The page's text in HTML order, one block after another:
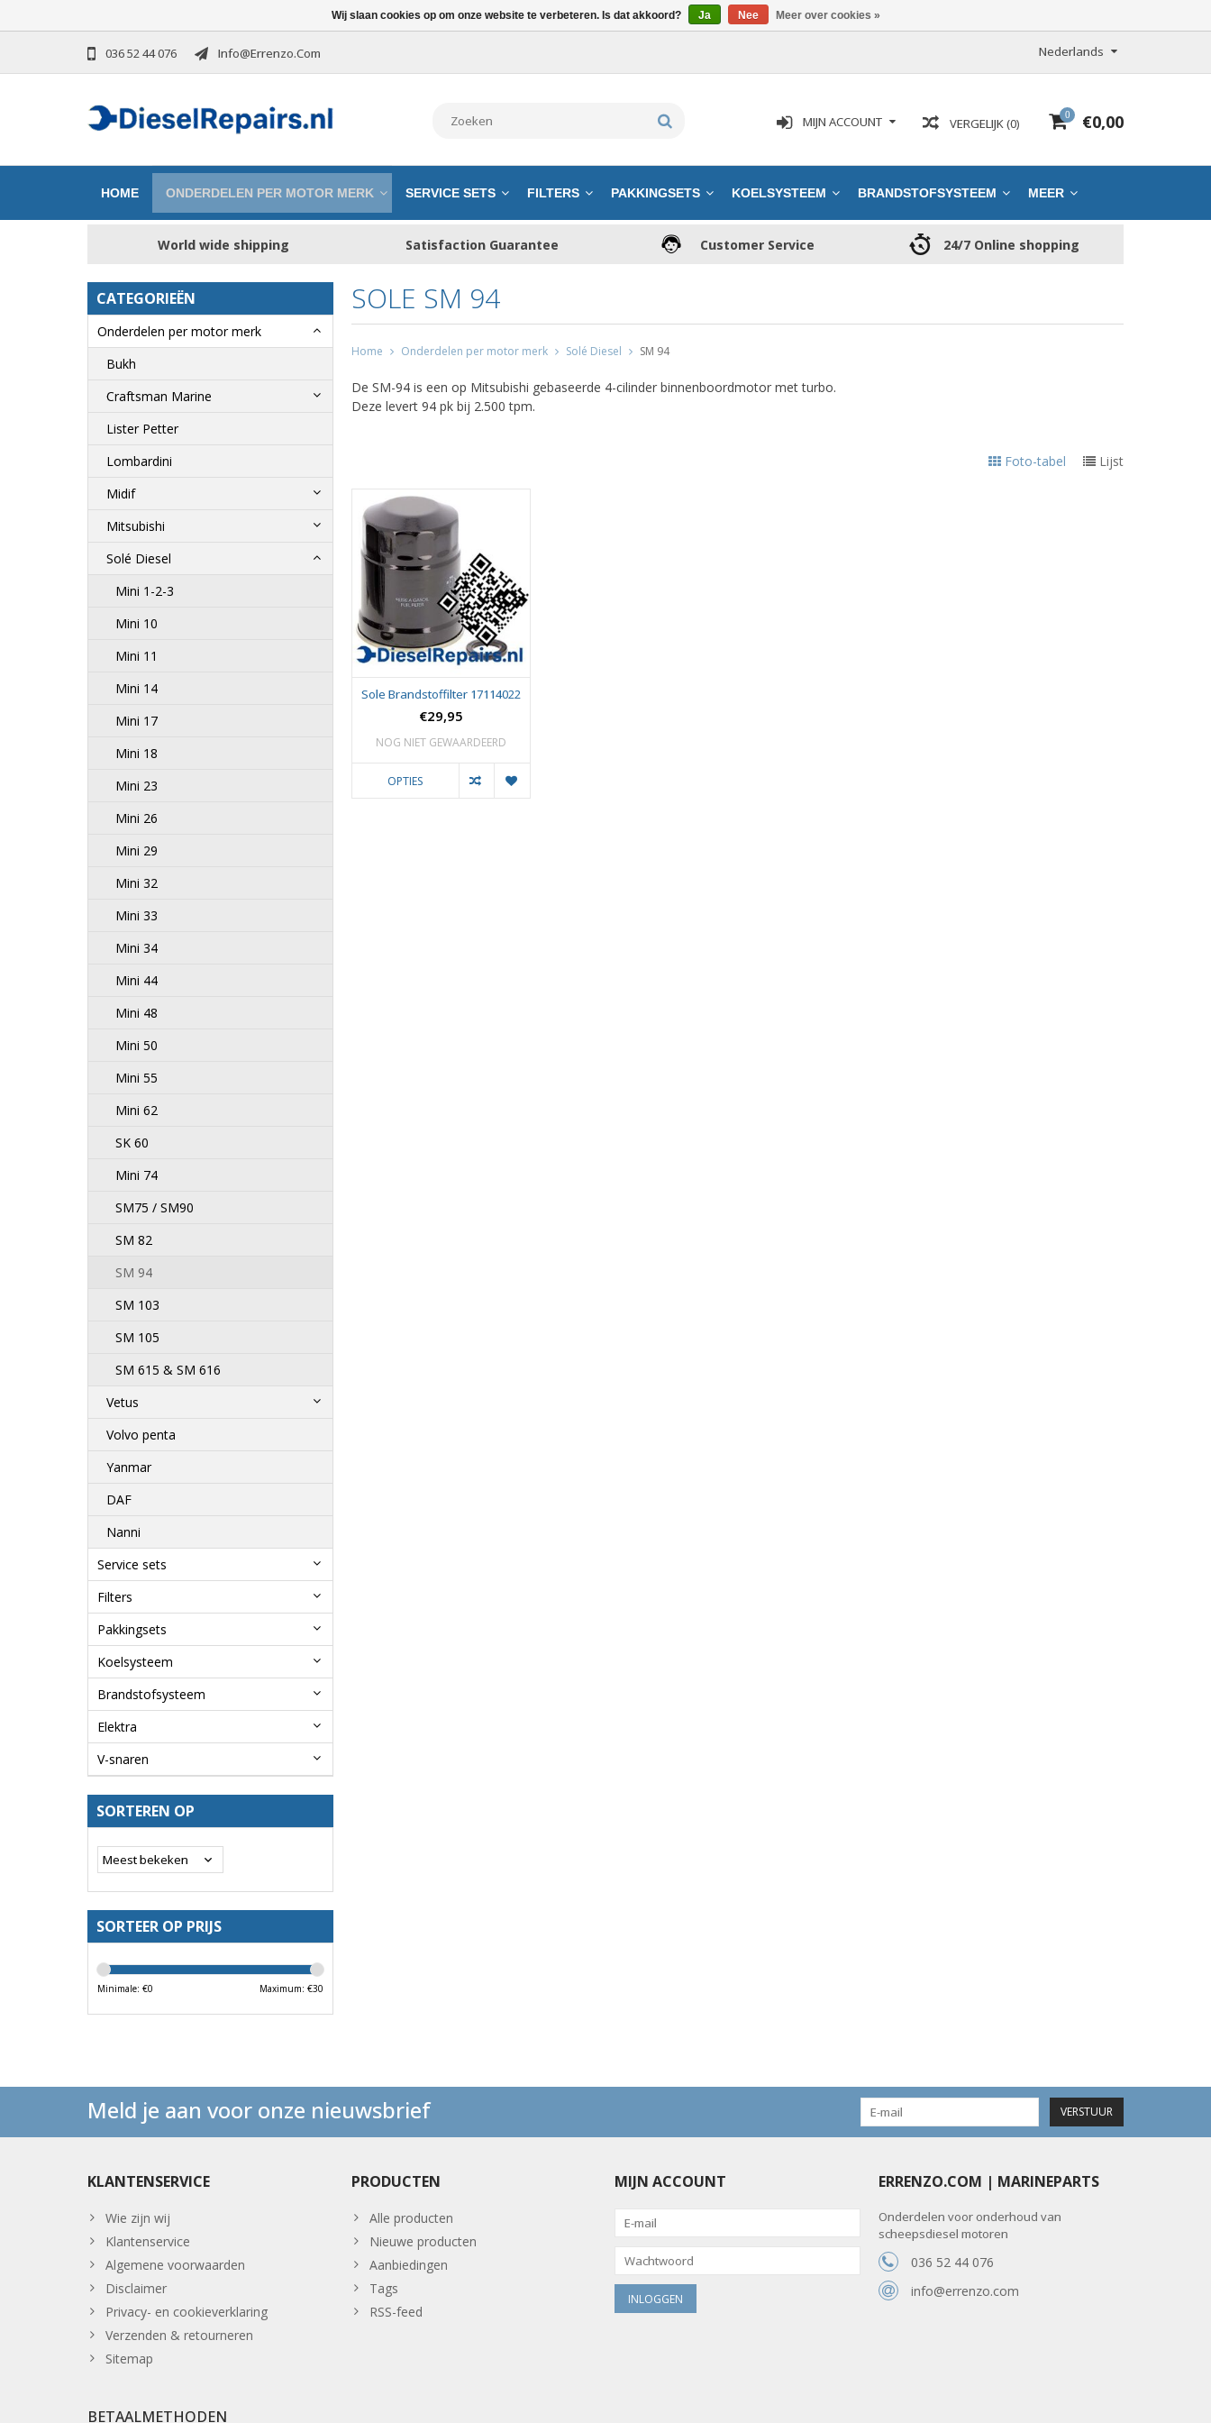
036 52 44 076 Info@errenzo.com Nederlands
0 €0,00
VERGELIJK (0)
MIJN ACCOUNT
HOME ONDERDELEN PER MOTOR MERK SERVICE SETS FILTERS PAKKINGSETS KOELSYSTEEM BRANDSTOFSYSTEEM MEER
World wide shipping Satisfaction Guarantee Customer Service 24/7 Online shopping
CATEGORIEËN
Onderdelen per motor merk
Bukh
Craftsman Marine
Lister Petter
Lombardini
Midif
Mitsubishi
Solé Diesel
Mini 1-2-3
Mini 10
Mini 11
Mini 14
Mini 17
Mini 18
Mini 23
Mini 26
Mini 29
Mini 32
Mini 33
Mini 34
Mini 44
Mini 48
Mini 50
Mini 55
Mini 62
SK 60
Mini 74
SM75 / SM90
SM 82
SM 94
SM 103
SM 105
SM 615 & SM 616
Vetus
Volvo penta
Yanmar
DAF
Nanni
Service sets
Filters
Pakkingsets
Koelsysteem
Brandstofsysteem
Elektra
V-snaren
SORTEREN OP
SORTEER OP PRIJS
Minimale: €0 Maximum: €30
SOLE SM 94
Home Onderdelen per motor merk Solé Diesel SM 94
De SM-94 is een op Mitsubishi gebaseerde 4-cilinder binnenboordmotor met turbo.
Deze levert 94 pk bij 2.500 tpm.
Foto-tabel Lijst
Sole Brandstoffilter 17114022
€29,95
NOG NIET GEWAARDEERD
OPTIES
Meld je aan voor onze nieuwsbrief VERSTUUR
KLANTENSERVICE
Wie zijn wij
Klantenservice
Algemene voorwaarden
Disclaimer
Privacy- en cookieverklaring
Verzenden & retourneren
Sitemap
PRODUCTEN
Alle producten
Nieuwe producten
Aanbiedingen
Tags
RSS-feed
MIJN ACCOUNT ERRENZO.COM | MARINEPARTS
Onderdelen voor onderhoud van
scheepsdiesel motoren
036 52 44 076
info@errenzo.com
BETAALMETHODEN
Wij slaan cookies op om onze website te verbeteren. Is dat akkoord? Ja Nee Meer over cookies »